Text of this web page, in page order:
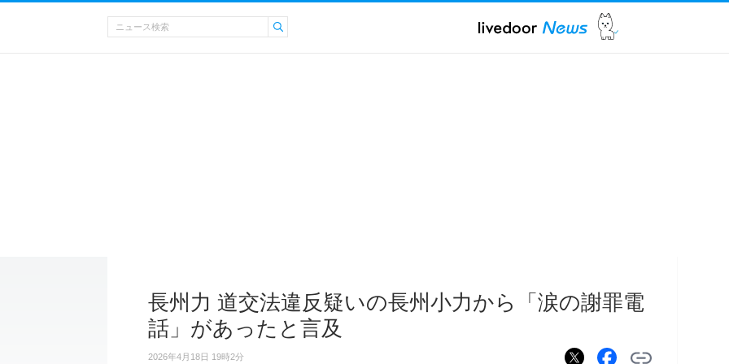
長州力 道交法違反疑いの長州小力から「涙の謝罪電
話」があったと言及
2026年4月18日 19時2分